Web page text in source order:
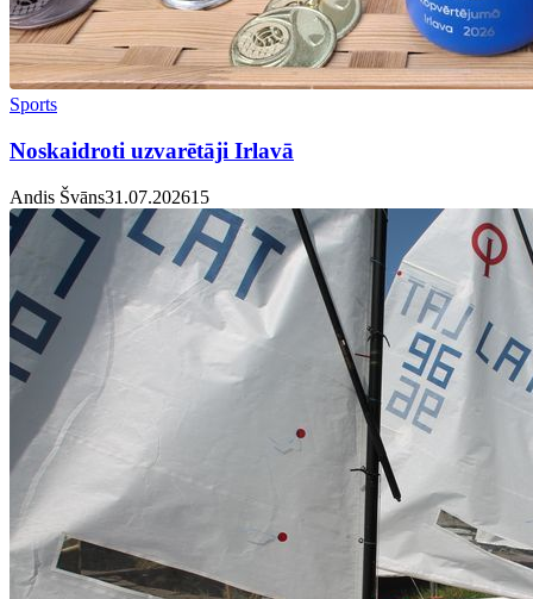
Sports
Noskaidroti uzvarētāji Irlavā
Andis Švāns31.07.20261 5